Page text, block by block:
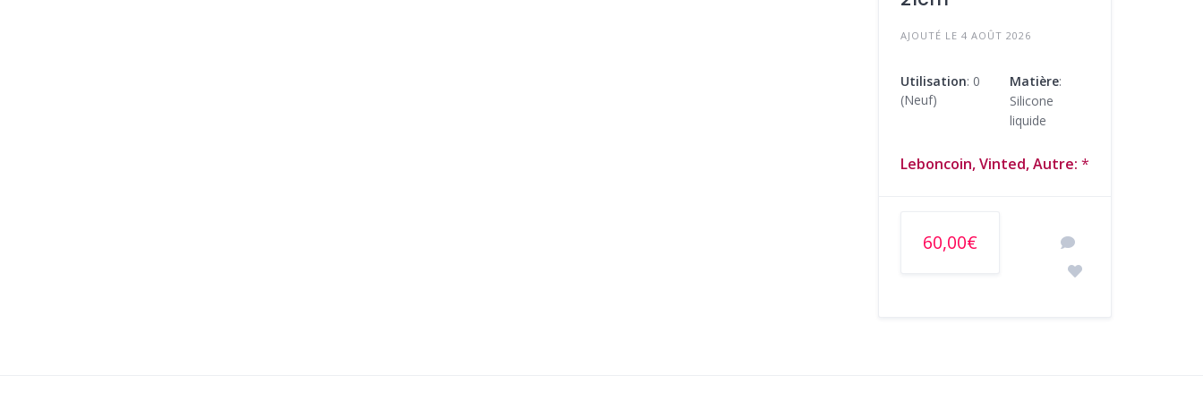
AJOUTÉ LE 4 AOÛT 2026
Utilisation: 0
(Neuf)
Matière:
Silicone
liquide
Leboncoin, Vinted, Autre: *
60,00€